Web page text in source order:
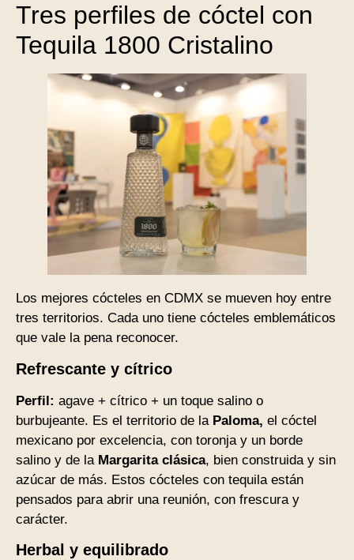
Tres perfiles de cóctel con
Tequila 1800 Cristalino
Los mejores cócteles en CDMX se mueven hoy entre
tres territorios. Cada uno tiene cócteles emblemáticos
que vale la pena reconocer.
Refrescante y cítrico
Perfil: agave + cítrico + un toque salino o
burbujeante. Es el territorio de la Paloma, el cóctel
mexicano por excelencia, con toronja y un borde
salino y de la Margarita clásica, bien construida y sin
azúcar de más. Estos cócteles con tequila están
pensados para abrir una reunión, con frescura y
carácter.
Herbal y equilibrado